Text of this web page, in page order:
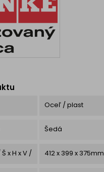
Oceľ / plast
Šedá
x H x V / 412 x 399 x 375mm